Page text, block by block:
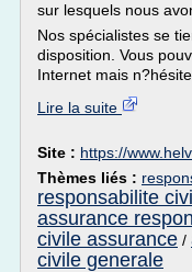
sur lesquels nous
Nos spécialistes se
disposition. Vous
Internet mais
Lire la suite
Site : https://
Thèmes liés :
responsabilite
assurance
civile assurance /
civile generale